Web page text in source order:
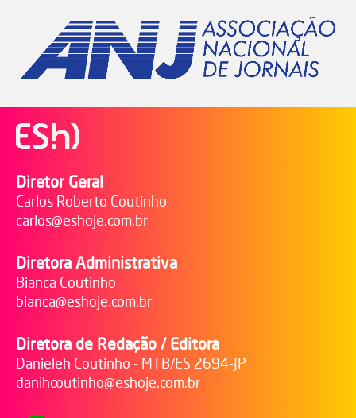
Diretor Geral
Carlos Roberto Coutinho
carlos@eshoje.com.br
Diretora Administrativa
Bianca Coutinho
bianca@eshoje.com.br
Diretora de Redação / Editora
Danieleh Coutinho - MTB/ES 2694-JP
danihcoutinho@eshoje.com.br